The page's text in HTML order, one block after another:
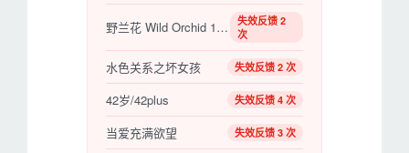
野兰花 Wild Orchid 1989
失效反馈 2
次
水色关系之坏女孩 失效反馈 2 次
42岁/42plus 失效反馈 4 次
当爱充满欲望 失效反馈 3 次